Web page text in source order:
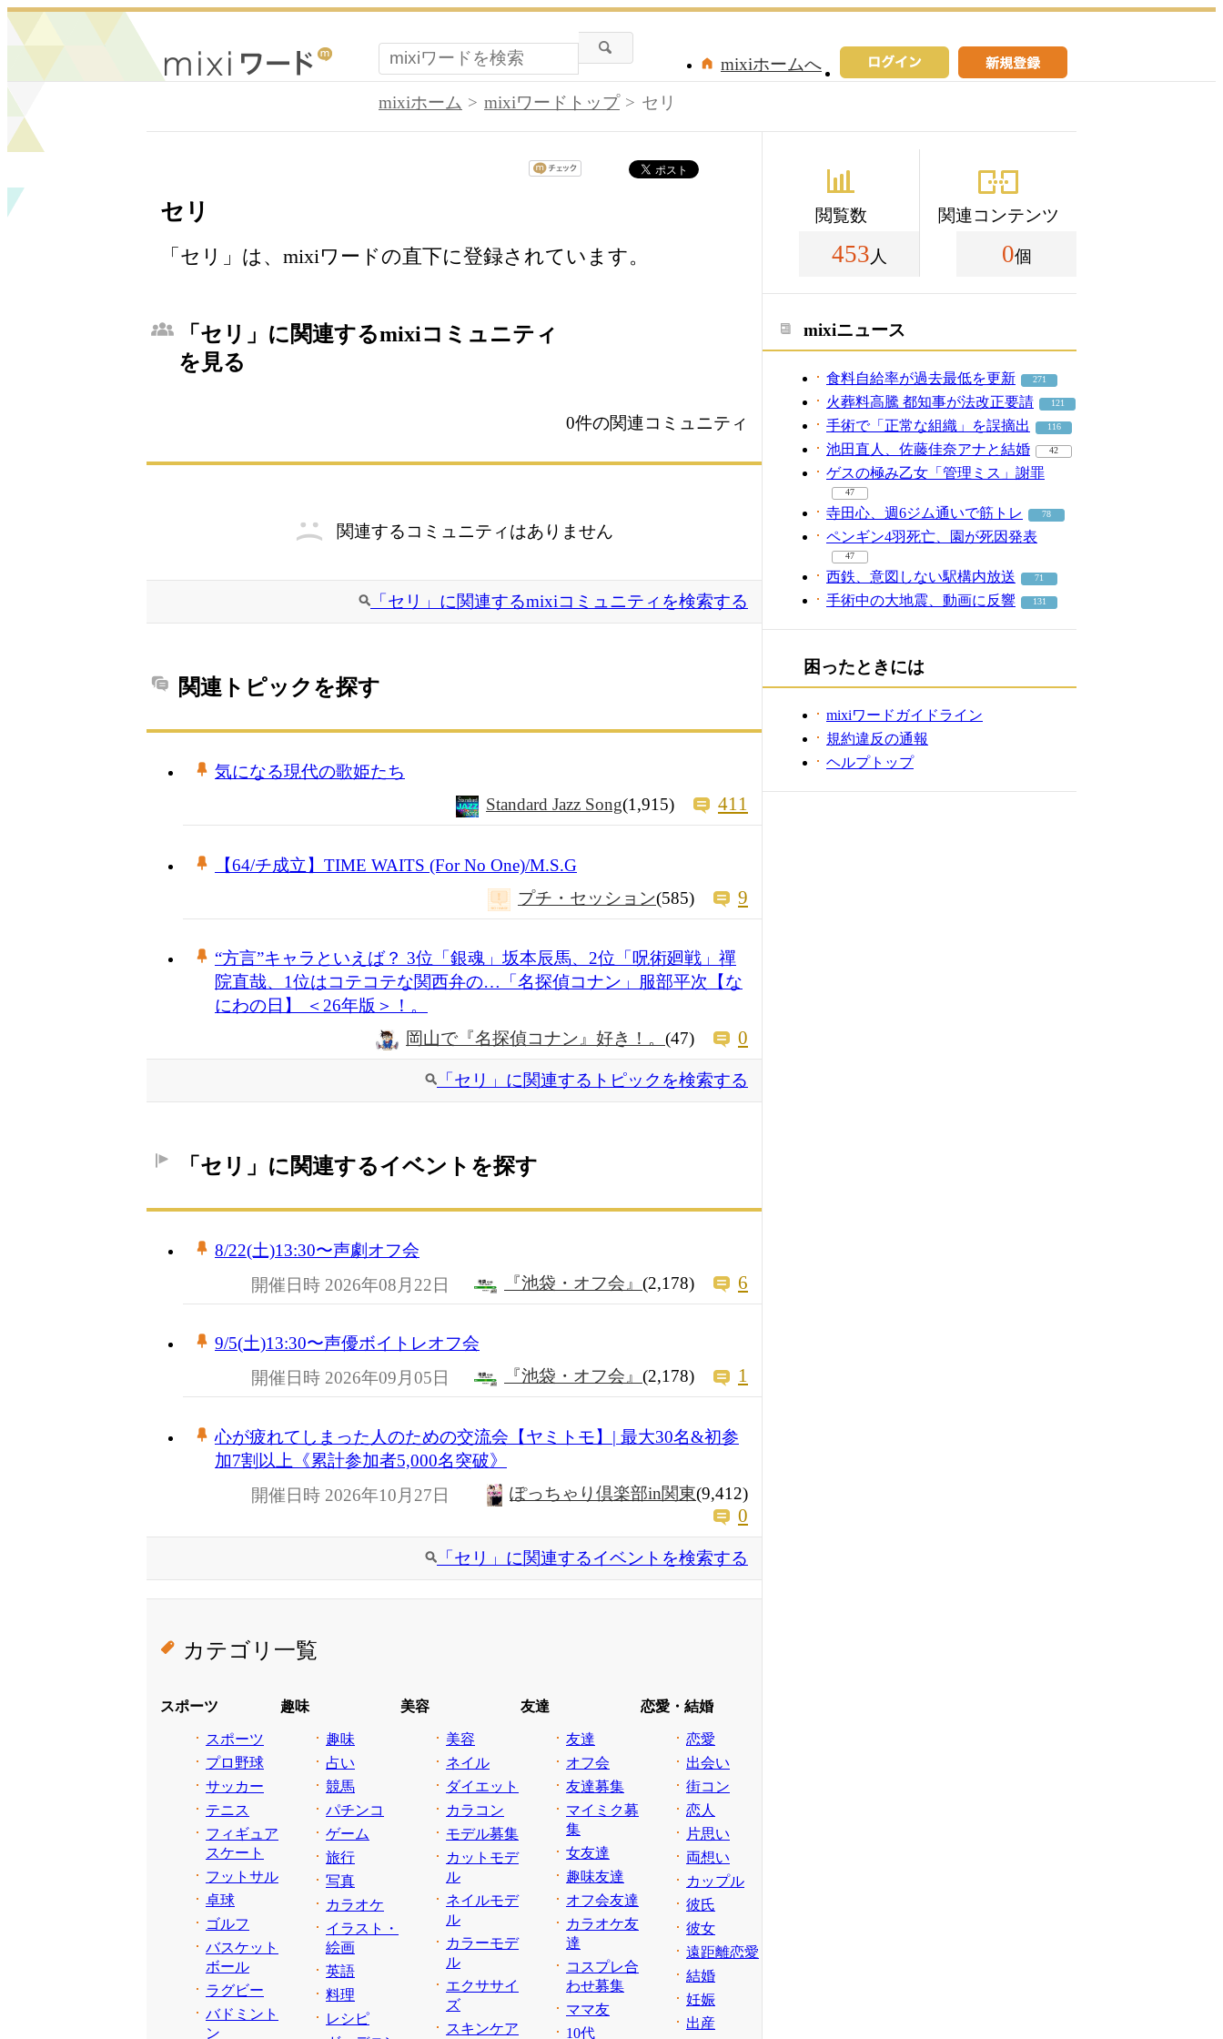
mixiホームへ
mixiホーム
mixiワードトップ セリ
セリ
「セリ」は、mixiワードの直下に登録されています。
「セリ」に関連するmixiコミュニティ
を見る
0件の関連コミュニティ
関連するコミュニティはありません
「セリ」に関連するmixiコミュニティを検索する
関連トピックを探す
気になる現代の歌姫たち
Standard Jazz Song(1,915) 411
【64/チ成立】TIME WAITS (For No One)/M.S.G
プチ・セッション(585) 9
“方言”キャラといえば？ 3位「銀魂」坂本辰馬、2位「呪術廻戦」禪
院直哉、1位はコテコテな関西弁の…「名探偵コナン」服部平次【な
にわの日】 ＜26年版＞！。
岡山で『名探偵コナン』好き！。 (47) 0
「セリ」に関連するトピックを検索する
「セリ」に関連するイベントを探す
8/22(土)13:30〜声劇オフ会
開催日時 2026年08月22日
『池袋・オフ会』 (2,178) 6
9/5(土)13:30〜声優ボイトレオフ会
開催日時 2026年09月05日
『池袋・オフ会』 (2,178) 1
心が疲れてしまった人のための交流会【ヤミトモ】| 最大30名&初参
加7割以上《累計参加者5,000名突破》
開催日時 2026年10月27日
ぽっちゃり倶楽部in関東(9,412)
0
「セリ」に関連するイベントを検索する
カテゴリ一覧
スポーツ
スポーツ
プロ野球
サッカー
テニス
フィギュア
スケート
フットサル
卓球
ゴルフ
バスケット
ボール
ラグビー
バドミント
ン
趣味
趣味
占い
競馬
パチンコ
ゲーム
旅行
写真
カラオケ
イラスト・
絵画
英語
料理
レシピ
美容
美容
ネイル
ダイエット
カラコン
モデル募集
カットモデ
ル
ネイルモデ
ル
カラーモデ
ル
エクササイ
ズ
スキンケア
友達
友達
オフ会
友達募集
マイミク募
集
女友達
趣味友達
オフ会友達
カラオケ友
達
コスプレ合
わせ募集
ママ友
10代
恋愛・結婚
恋愛
出会い
街コン
恋人
片思い
両想い
カップル
彼氏
彼女
遠距離恋愛
結婚
妊娠
出産
閲覧数
453 人
関連コンテンツ
0個
mixiニュース
食料自給率が過去最低を更新 271
火葬料高騰 都知事が法改正要請 121
手術で「正常な組織」を誤摘出 116
池田直人、佐藤佳奈アナと結婚 42
ゲスの極み乙女「管理ミス」謝罪
47
寺田心、週6ジム通いで筋トレ 78
ペンギン4羽死亡、園が死因発表
47
西鉄、意図しない駅構内放送 71
手術中の大地震、動画に反響 131
困ったときには
mixiワードガイドライン
規約違反の通報
ヘルプトップ